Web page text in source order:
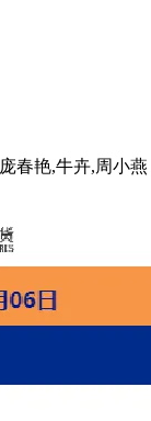
庞春艳,牛卉,周小燕